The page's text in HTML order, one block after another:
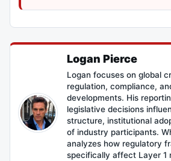
Logan Pierce
Logan focuses on global
regulation, compliance,
developments. His
legislative decisions
structure, institutional
of industry participants.
analyzes how regulatory
specifically affect Layer 1